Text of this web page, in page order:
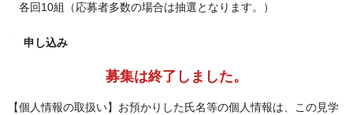
各回10組（応募者多数の場合は抽選となります。）
申し込み
募集は終了しました。
【個人情報の取扱い】お預かりした氏名等の個人情報は、この見学